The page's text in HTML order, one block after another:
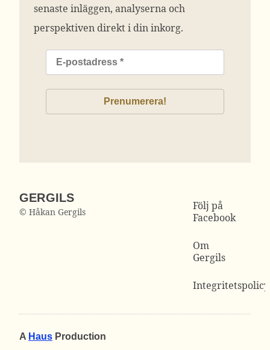
senaste inläggen, analyserna och
perspektiven direkt i din inkorg.
GERGILS
© Håkan Gergils
Följ på
Facebook
Om
Gergils
Integritetspolicy
A Haus Production